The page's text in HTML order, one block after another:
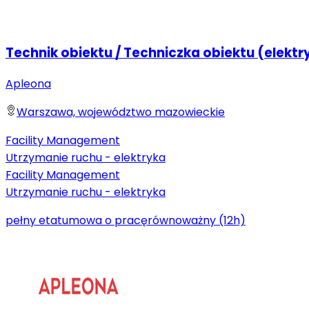
Technik obiektu / Techniczka obiektu
Apleona
Warszawa, województwo mazowieckie
Facility Management
Utrzymanie ruchu - elektryka
Facility Management
Utrzymanie ruchu - elektryka
pełny etatumowa o pracęrównoważny (12h)